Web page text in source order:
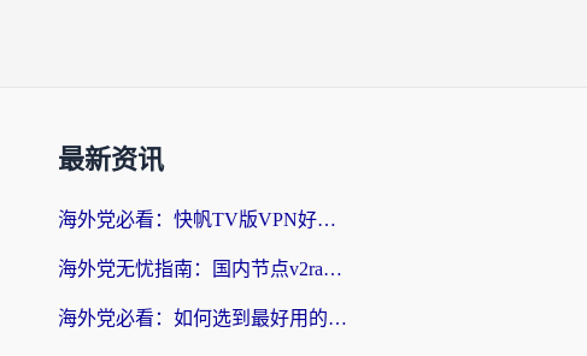
最新资讯
海外党必看：快帆TV版VPN好用吗？和快游VPN对比哪个回国效果更好？附实用避坑指南
海外党无忧指南：国内节点v2ray怎么选？一键回国VPN+多场景实测帮你避坑
海外党必看：如何选到最好用的回国加速器？从节点到售后的全维度指南